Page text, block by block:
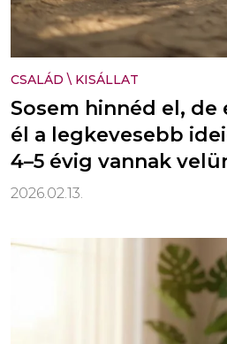
CSALÁD \ KISÁLLAT
Sosem hinnéd el, de
él a legkevesebb
4–5 évig vannak
2026.02.13.